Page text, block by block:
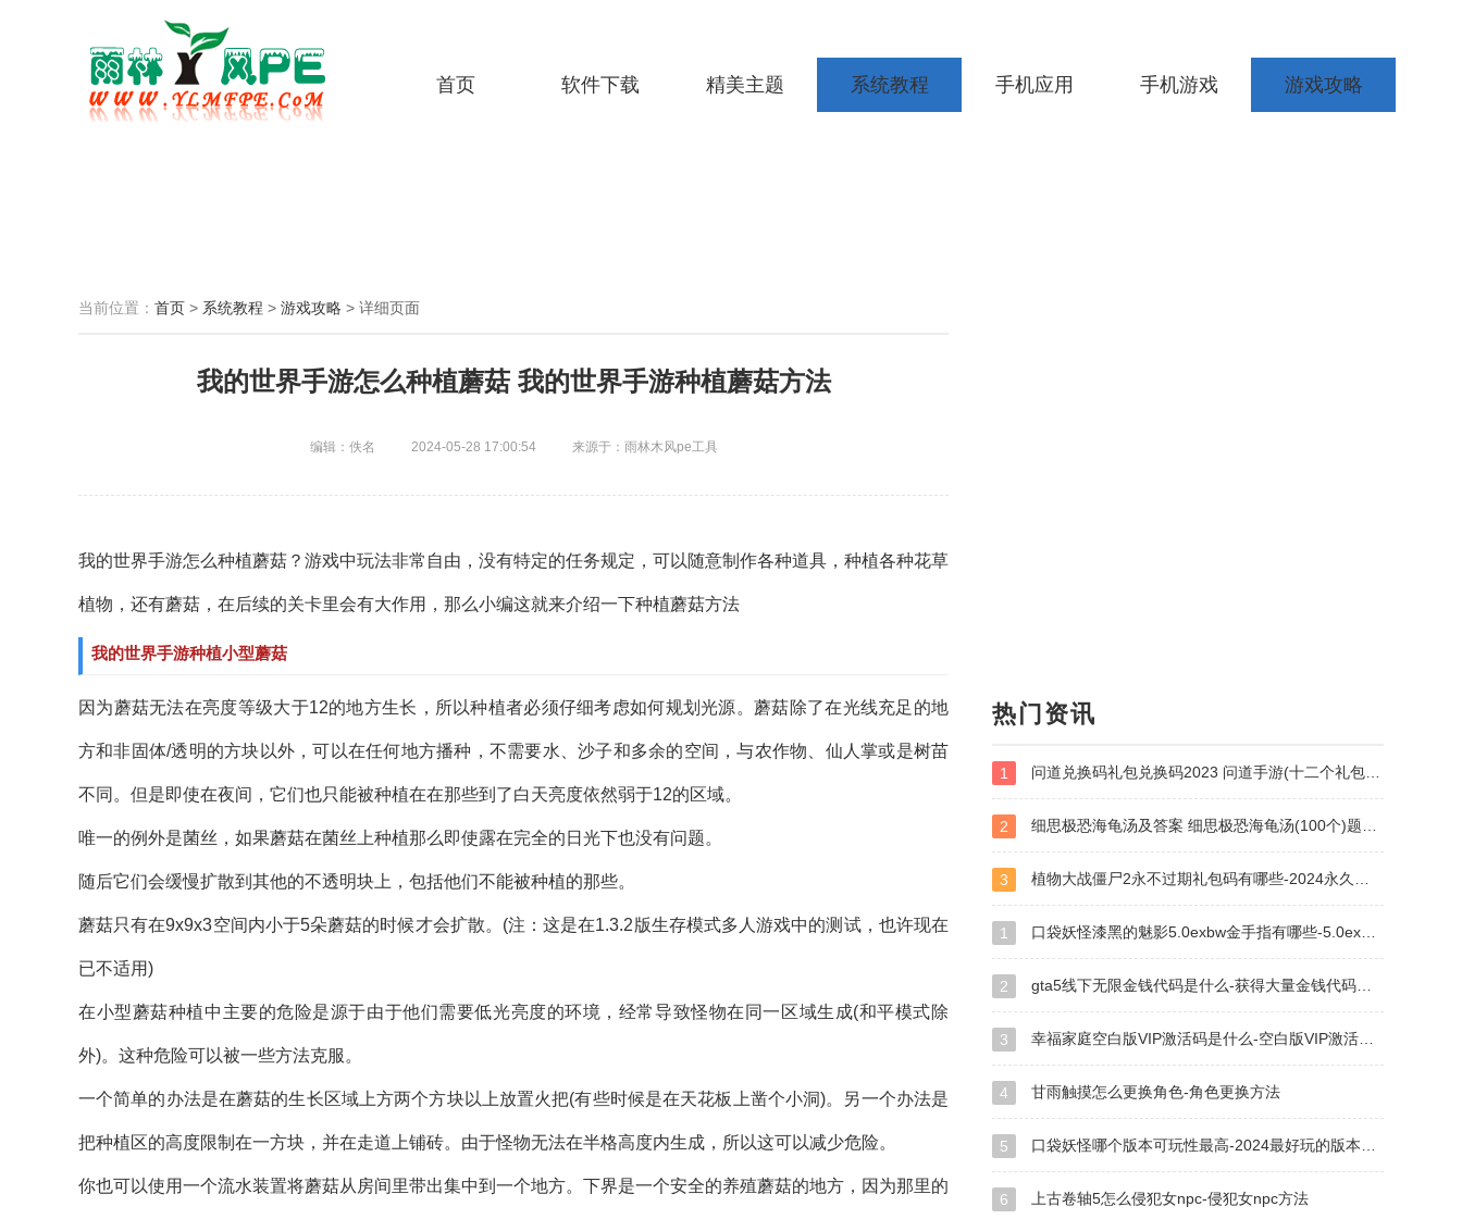
首页 软件下载 精美主题 系统教程 手机应用 手机游戏 游戏攻略
当前位置： 首页 > 系统教程 > 游戏攻略 > 详细页面
我的世界手游怎么种植蘑菇 我的世界手游种植蘑菇方法
编辑：佚名 2024-05-28 17:00:54 来源于：雨林木风pe工具
我的世界手游怎么种植蘑菇？游戏中玩法非常自由，没有特定的任务规定，可以随意制作各种道具，种植各种花草
植物，还有蘑菇，在后续的关卡里会有大作用，那么小编这就来介绍一下种植蘑菇方法
我的世界手游种植小型蘑菇
因为蘑菇无法在亮度等级大于12的地方生长，所以种植者必须仔细考虑如何规划光源。蘑菇除了在光线充足的地
方和非固体/透明的方块以外，可以在任何地方播种，不需要水、沙子和多余的空间，与农作物、仙人掌或是树苗
不同。但是即使在夜间，它们也只能被种植在在那些到了白天亮度依然弱于12的区域。
唯一的例外是菌丝，如果蘑菇在菌丝上种植那么即使露在完全的日光下也没有问题。
随后它们会缓慢扩散到其他的不透明块上，包括他们不能被种植的那些。
蘑菇只有在9x9x3空间内小于5朵蘑菇的时候才会扩散。(注：这是在1.3.2版生存模式多人游戏中的测试，也许现在
已不适用)
在小型蘑菇种植中主要的危险是源于由于他们需要低光亮度的环境，经常导致怪物在同一区域生成(和平模式除
外)。这种危险可以被一些方法克服。
一个简单的办法是在蘑菇的生长区域上方两个方块以上放置火把(有些时候是在天花板上凿个小洞)。另一个办法是
把种植区的高度限制在一方块，并在走道上铺砖。由于怪物无法在半格高度内生成，所以这可以减少危险。
你也可以使用一个流水装置将蘑菇从房间里带出集中到一个地方。下界是一个安全的养殖蘑菇的地方，因为那里的
热门资讯
1 问道兑换码礼包兑换码2023 问道手游(十二个礼包)兑换码大全
2 细思极恐海龟汤及答案 细思极恐海龟汤(100个)题目和答案全套
3 植物大战僵尸2永不过期礼包码有哪些-2024永久有效兑换码大全
1 口袋妖怪漆黑的魅影5.0exbw金手指有哪些-5.0exbw金手指代码大全
2 gta5线下无限金钱代码是什么-获得大量金钱代码大全
3 幸福家庭空白版VIP激活码是什么-空白版VIP激活码大全
4 甘雨触摸怎么更换角色-角色更换方法
5 口袋妖怪哪个版本可玩性最高-2024最好玩的版本排名
6 上古卷轴5怎么侵犯女npc-侵犯女npc方法